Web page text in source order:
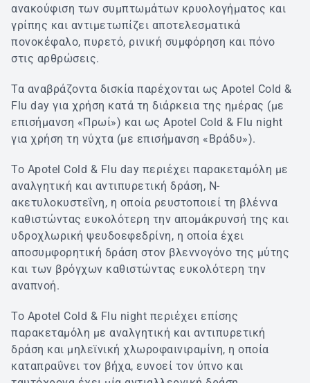
ανακούφιση των συμπτωμάτων κρυολογήματος και
γρίπης και αντιμετωπίζει αποτελεσματικά
πονοκέφαλο, πυρετό, ρινική συμφόρηση και πόνο
στις αρθρώσεις.
Τα αναβράζοντα δισκία παρέχονται ως Apotel Cold &
Flu day για χρήση κατά τη διάρκεια της ημέρας (με
επισήμανση «Πρωί») και ως Apotel Cold & Flu night
για χρήση τη νύχτα (με επισήμανση «Βράδυ»).
Το Apotel Cold & Flu day περιέχει παρακεταμόλη με
αναλγητική και αντιπυρετική δράση, Ν-
ακετυλοκυστεΐνη, η οποία ρευστοποιεί τη βλέννα
καθιστώντας ευκολότερη την απομάκρυνσή της και
υδροχλωρική ψευδοεφεδρίνη, η οποία έχει
αποσυμφορητική δράση στον βλεννογόνο της μύτης
και των βρόγχων καθιστώντας ευκολότερη την
αναπνοή.
Το Apotel Cold & Flu night περιέχει επίσης
παρακεταμόλη με αναλγητική και αντιπυρετική
δράση και μηλεϊνική χλωροφαινιραμίνη, η οποία
καταπραΰνει τον βήχα, ευνοεί τον ύπνο και